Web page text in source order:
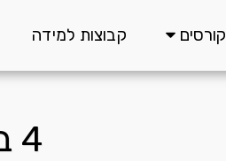
קורסים קבוצות למידה
4 במאה